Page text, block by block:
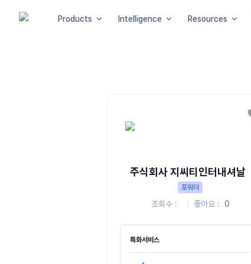
Products Intelligence Resources
주식회사 지씨티인터내셔날
포워더
조회수 좋아요 0
특화서비스